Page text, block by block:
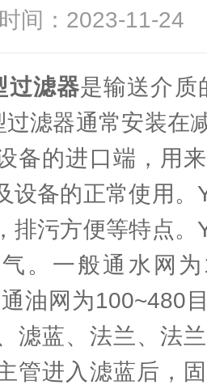
时间：2023-11-
过滤器是输送介质
滤器通常安装在
备的进口端，用
设备的正常使用
排污方便等特点
。一般通水网
油网为100~480
滤蓝、法兰、法
管进入滤蓝后，